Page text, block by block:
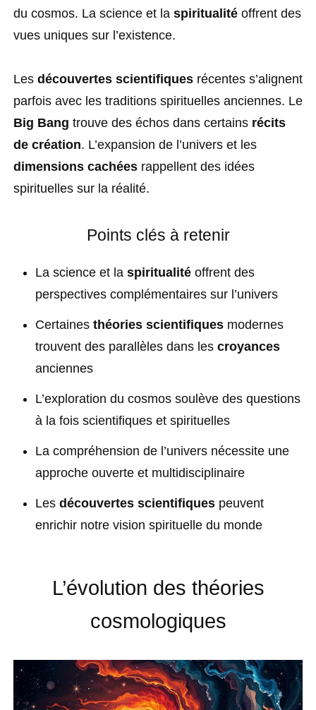
du cosmos. La science et la spiritualité offrent des
vues uniques sur l’existence.
Les découvertes scientifiques récentes s’alignent
parfois avec les traditions spirituelles anciennes. Le
Big Bang trouve des échos dans certains récits
de création. L’expansion de l’univers et les
dimensions cachées rappellent des idées
spirituelles sur la réalité.
Points clés à retenir
La science et la spiritualité offrent des
perspectives complémentaires sur l’univers
Certaines théories scientifiques modernes
trouvent des parallèles dans les croyances
anciennes
L’exploration du cosmos soulève des questions
à la fois scientifiques et spirituelles
La compréhension de l’univers nécessite une
approche ouverte et multidisciplinaire
Les découvertes scientifiques peuvent
enrichir notre vision spirituelle du monde
L’évolution des théories
cosmologiques